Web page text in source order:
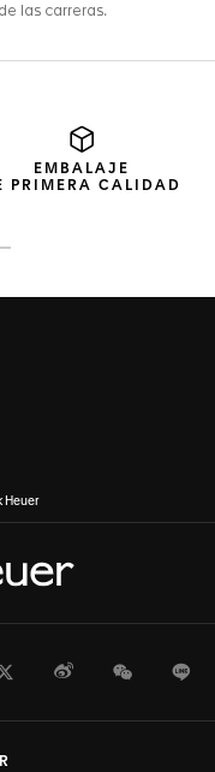
EMBALAJE
PRIMERA CALIDAD
Heuer
TwitterWeiboWeChat